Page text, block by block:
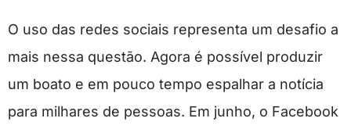
O uso das redes sociais representa um desafio a
mais nessa questão. Agora é possível produzir
um boato e em pouco tempo espalhar a notícia
para milhares de pessoas. Em junho, o Facebook